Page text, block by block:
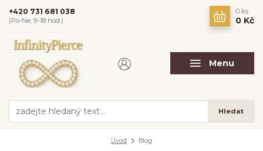
Menu
Hledat
+420 731 681 038
(Po-Ne, 9-18 hod.)
0 ks
0 Kč
Úvod Blog